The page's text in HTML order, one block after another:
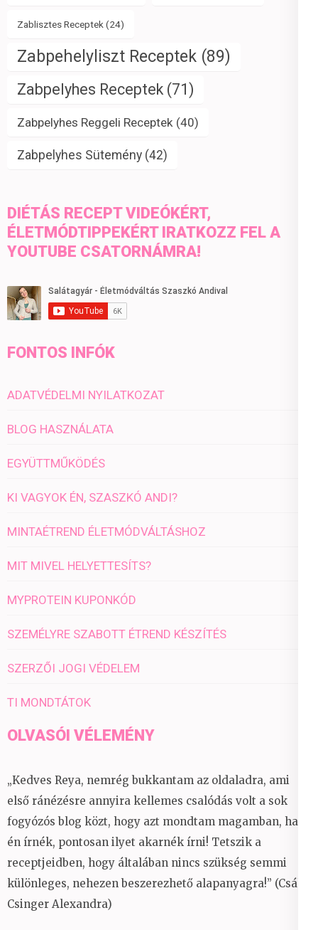
Zablisztes Receptek (24)
Zabpehelyliszt Receptek (89)
Zabpelyhes Receptek (71)
Zabpelyhes Reggeli Receptek (40)
Zabpelyhes Sütemény (42)
DIÉTÁS RECEPT VIDEÓKÉRT,
ÉLETMÓDTIPPEKÉRT IRATKOZZ FEL A
YOUTUBE CSATORNÁMRA!
FONTOS INFÓK
ADATVÉDELMI NYILATKOZAT
BLOG HASZNÁLATA
EGYÜTTMŰKÖDÉS
KI VAGYOK ÉN, SZASZKÓ ANDI?
MINTAÉTREND ÉLETMÓDVÁLTÁSHOZ
MIT MIVEL HELYETTESÍTS?
MYPROTEIN KUPONKÓD
SZEMÉLYRE SZABOTT ÉTREND KÉSZÍTÉS
SZERZŐI JOGI VÉDELEM
TI MONDTÁTOK
OLVASÓI VÉLEMÉNY
„Kedves Reya, nemrég bukkantam az oldaladra, ami
első ránézésre annyira kellemes csalódás volt a sok
fogyózós blog közt, hogy azt mondtam magamban, ha
én írnék, pontosan ilyet akarnék írni! Tetszik a
receptjeidben, hogy általában nincs szükség semmi
különleges, nehezen beszerezhető alapanyagra!” (Csáky
Csinger Alexandra)